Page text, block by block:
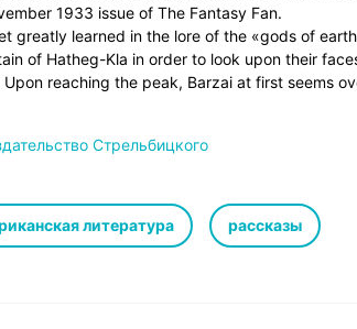
1933 issue of The Fantasy Fan.
greatly learned in the lore of the «gods of
of Hatheg-Kla in order to look upon their
reaching the peak, Barzai at first seems
not there alone, but rather are overseen by
Lovecraft: At the Mountains of Madness, The
Oblivione, Azathoth, The Call of Cthulhu, The
The Temple, The Picture in the House,
Стрельбицкого
литература рассказы